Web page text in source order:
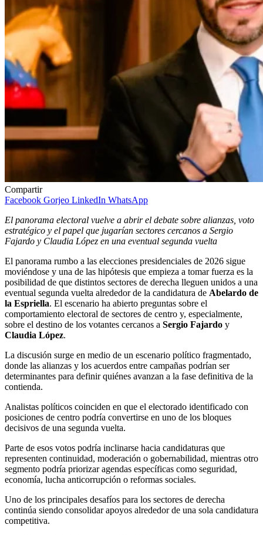
Compartir
Facebook Gorjeo LinkedIn WhatsApp
El panorama electoral vuelve a abrir el debate sobre alianzas, voto
estratégico y el papel que jugarían sectores cercanos a Sergio
Fajardo y Claudia López en una eventual segunda vuelta
El panorama rumbo a las elecciones presidenciales de 2026 sigue
moviéndose y una de las hipótesis que empieza a tomar fuerza es la
posibilidad de que distintos sectores de derecha lleguen unidos a una
eventual segunda vuelta alrededor de la candidatura de Abelardo de
la Espriella. El escenario ha abierto preguntas sobre el
comportamiento electoral de sectores de centro y, especialmente,
sobre el destino de los votantes cercanos a Sergio Fajardo y
Claudia López.
La discusión surge en medio de un escenario político fragmentado,
donde las alianzas y los acuerdos entre campañas podrían ser
determinantes para definir quiénes avanzan a la fase definitiva de la
contienda.
Analistas políticos coinciden en que el electorado identificado con
posiciones de centro podría convertirse en uno de los bloques
decisivos de una segunda vuelta.
Parte de esos votos podría inclinarse hacia candidaturas que
representen continuidad, moderación o gobernabilidad, mientras otro
segmento podría priorizar agendas específicas como seguridad,
economía, lucha anticorrupción o reformas sociales.
Uno de los principales desafíos para los sectores de derecha
continúa siendo consolidar apoyos alrededor de una sola candidatura
competitiva.